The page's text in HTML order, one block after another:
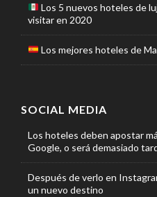
Los 5 nuevos hoteles de
visitar en 2020
Los mejores hoteles de
SOCIAL MEDIA
Los hoteles deben apostar
Google, o será demasiado
Después de verlo en
un nuevo destino